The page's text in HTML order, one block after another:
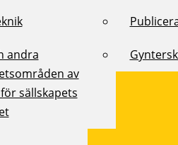
andra
av
sällskapets